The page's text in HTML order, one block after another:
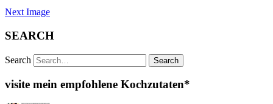
Next Image
SEARCH
Search
visite mein empfohlene Kochzutaten*